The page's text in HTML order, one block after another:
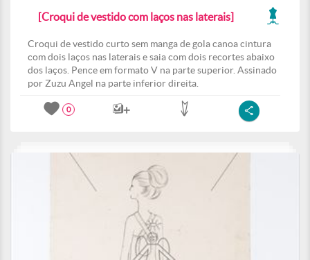
[Croqui de vestido com laços nas laterais]
Croqui de vestido curto sem manga de gola canoa cintura
com dois laços nas laterais e saia com dois recortes abaixo
dos laços. Pence em formato V na parte superior. Assinado
por Zuzu Angel na parte inferior direita.
0